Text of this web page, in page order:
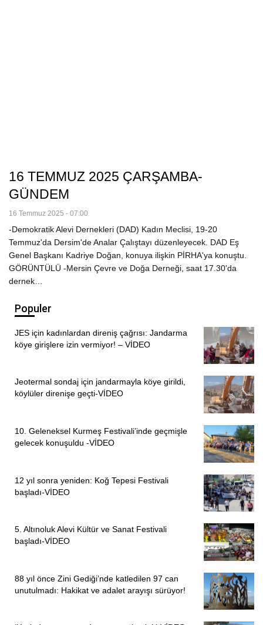
16 TEMMUZ 2025 ÇARŞAMBA-
GÜNDEM
16 Temmuz 2025 - 07:00
-Demokratik Alevi Dernekleri (DAD) Kadın Meclisi, 19-20
Temmuz'da Dersim'de Analar Çalıştayı düzenleyecek. DAD Eş
Genel Başkanı Kadriye Doğan, konuya ilişkin PİRHA'ya konuştu.
GÖRÜNTÜLÜ -Mersin Çevre ve Doğa Derneği, saat 17.30'da
dernek…
Populer
JES için kadınlardan direniş çağrısı: Jandarma
köye girişlere izin vermiyor! – VİDEO
Jeotermal sondaj için jandarmayla köye girildi,
köylüler direnişe geçti-VİDEO
10. Geleneksel Kurmeş Festivali’inde geçmişle
gelecek konuşuldu -VİDEO
12 yıl sonra yeniden: Koğ Tepesi Festivali
başladı-VİDEO
5. Altınoluk Alevi Kültür ve Sanat Festivali
başladı-VİDEO
88 yıl önce Zini Gediği’nde katledilen 97 can
unutulmadı: Hakikat ve adalet arayışı sürüyor!